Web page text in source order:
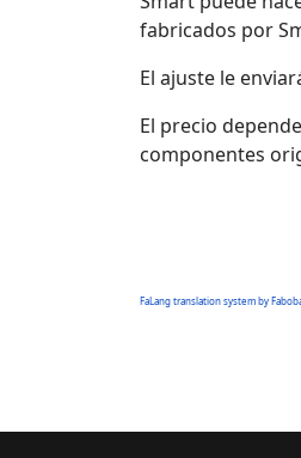
fabricados por
El ajuste le
El precio
componentes
FaLang translation system by